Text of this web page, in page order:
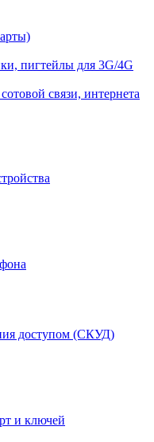
пигтейлы для 3G/4G
связи, интернета
доступом (СКУД)
и ключей